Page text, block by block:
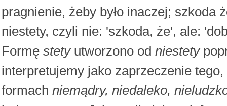
pragnienie, żeby było inaczej; szkoda
niestety, czyli nie: 'szkoda, że', ale:
Formę stetyutworzono od niestety
interpretujemy jako zaprzeczenie
formach niemądry, niedaleko,